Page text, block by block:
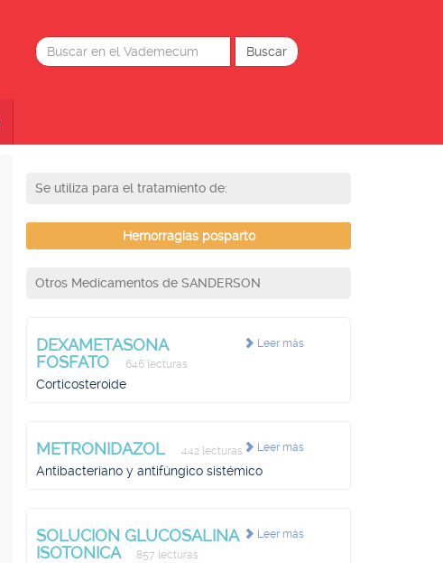
Se utiliza para el tratamiento de:
Hemorragias posparto
Otros Medicamentos de SANDERSON
Leer más
DEXAMETASONA
FOSFATO
646 lecturas
Corticosteroide
Leer más
METRONIDAZOL 442 lecturas
Antibacteriano y antifúngico sistémico
Leer más
SOLUCION GLUCOSALINA
ISOTONICA
857 lecturas